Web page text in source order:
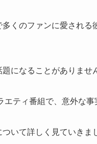
くのファンに愛され
になることがありませ
ティ番組で、意外な事
いて詳しく見ていきま